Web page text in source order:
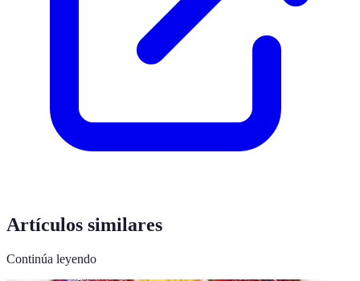
Artículos similares
Continúa leyendo